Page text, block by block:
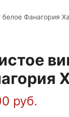
Фанагория
руб.